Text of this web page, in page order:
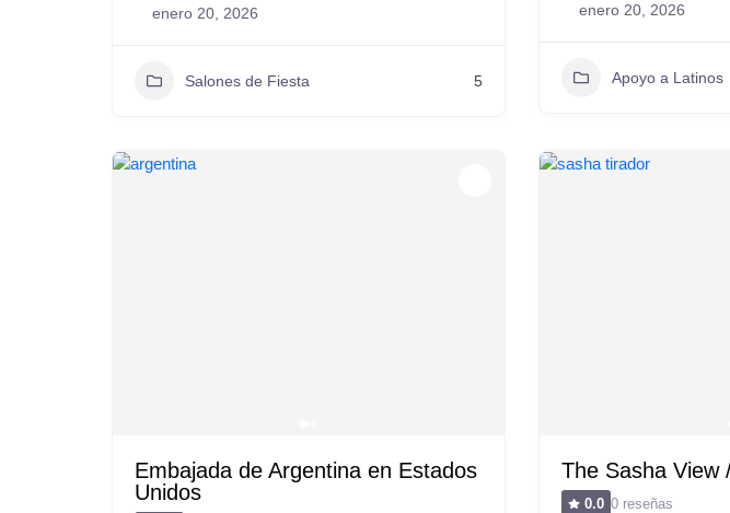
enero 20, 2026
Salones de Fiesta 5
enero 20, 2026
Apoyo a Latinos
Embajada de Argentina en Estados
Unidos
The Sasha View
0.0 0 reseñas